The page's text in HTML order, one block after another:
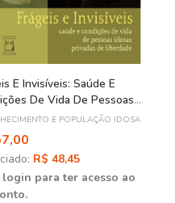
E Invisíveis: Saúde E
De Vida De Pessoas
Privadas De Liberdade
E POPULAÇÃO IDOSA
R$ 48,45
login para ter acesso ao